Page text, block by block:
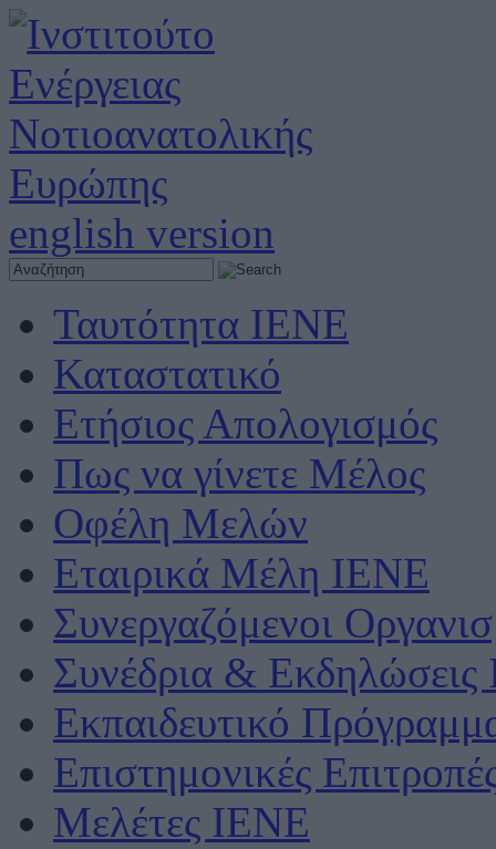
english version
Ταυτότητα ΙΕΝΕ
Καταστατικό
Ετήσιος Απολογισμός
Πως να γίνετε Μέλος
Οφέλη Μελών
Εταιρικά Μέλη ΙΕΝΕ
Συνεργαζόμενοι
Συνέδρια &
Εκπαιδευτικό
Επιστημονικές
Μελέτες ΙΕΝΕ